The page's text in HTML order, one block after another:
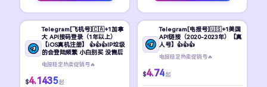
Telegram[飞机号]🇨🇦+1加拿
大 API接码登录（1年以上）
【iOS真机注册】 👍👍👍IP垃圾
的会登陆频繁 小白别买 没售后
电报稳定热卖促销号🔥
$4.1435 起
Telegram[电报号]🇺🇸+1美国
API链接（2020-2023年）【真
人号】👍👍👍
电报稳定热卖促销号🔥
$4.74 起